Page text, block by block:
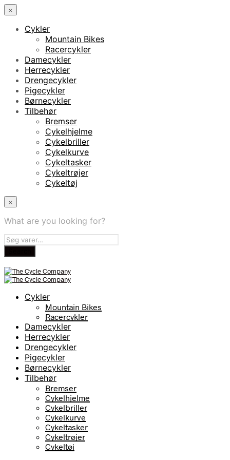
×
Cykler
Mountain Bikes
Racercykler
Damecykler
Herrecykler
Drengecykler
Pigecykler
Børnecykler
Tilbehør
Bremser
Cykelhjelme
Cykelbriller
Cykelkurve
Cykeltasker
Cykeltrøjer
Cykeltøj
×
What are you looking for?
Cykler
Mountain Bikes
Racercykler
Damecykler
Herrecykler
Drengecykler
Pigecykler
Børnecykler
Tilbehør
Bremser
Cykelhjelme
Cykelbriller
Cykelkurve
Cykeltasker
Cykeltrøjer
Cykeltøj